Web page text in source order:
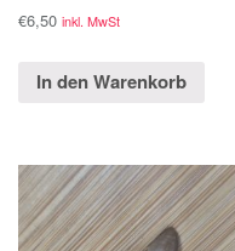
€6,50 inkl. MwSt
In den Warenkorb